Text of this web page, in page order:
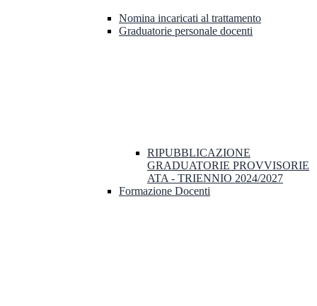
Nomina incaricati al trattamento
Graduatorie personale docenti
RIPUBBLICAZIONE
GRADUATORIE PROVVISORIE
ATA - TRIENNIO 2024/2027
Formazione Docenti